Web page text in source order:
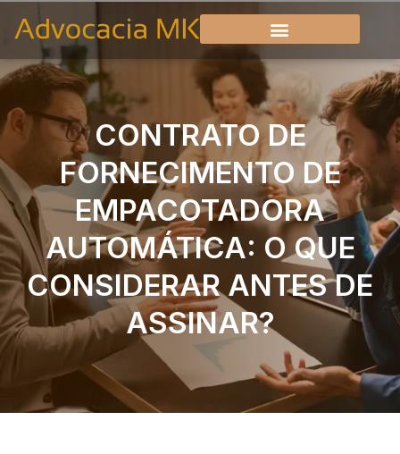
CONTRATO DE
FORNECIMENTO DE
EMPACOTADORA
AUTOMÁTICA: O QUE
CONSIDERAR ANTES DE
ASSINAR?